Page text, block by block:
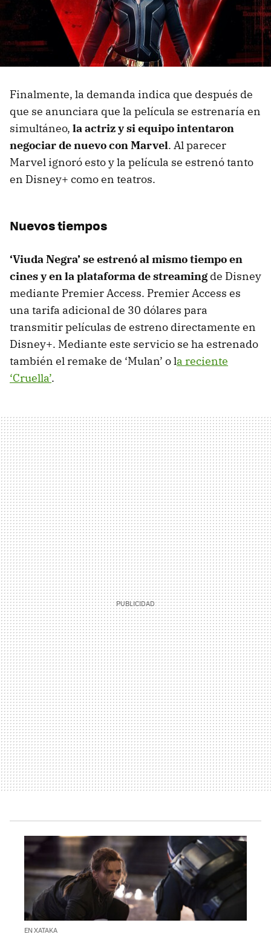
Finalmente, la demanda indica que después de
que se anunciara que la película se estrenaría en
simultáneo, la actriz y si equipo intentaron
negociar de nuevo con Marvel. Al parecer
Marvel ignoró esto y la película se estrenó tanto
en Disney+ como en teatros.
Nuevos tiempos
‘Viuda Negra’ se estrenó al mismo tiempo en
cines y en la plataforma de streamingde Disney
mediante Premier Access. Premier Access es
una tarifa adicional de 30 dólares para
transmitir películas de estreno directamente en
Disney+. Mediante este servicio se ha estrenado
también el remake de ‘Mulan’ o la reciente
‘Cruella’.
EN XATAKA